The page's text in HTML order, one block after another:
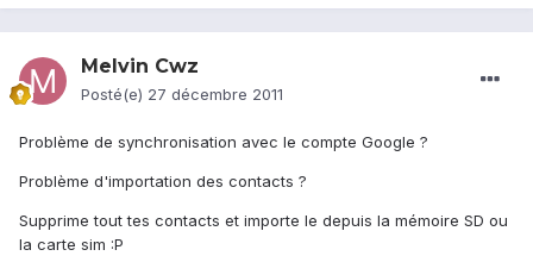
Melvin Cwz
Posté(e) 27 décembre 2011
Problème de synchronisation avec le compte Google ?
Problème d'importation des contacts ?
Supprime tout tes contacts et importe le depuis la mémoire SD ou
la carte sim :P